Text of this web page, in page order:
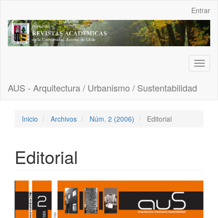
Contenido
principal
Barra
Entrar
AUS - Arquitectura / Urbanismo / Sustentabilidad
Inicio Archivos Núm. 2 (2006) Editorial
Editorial
Barra
lateral